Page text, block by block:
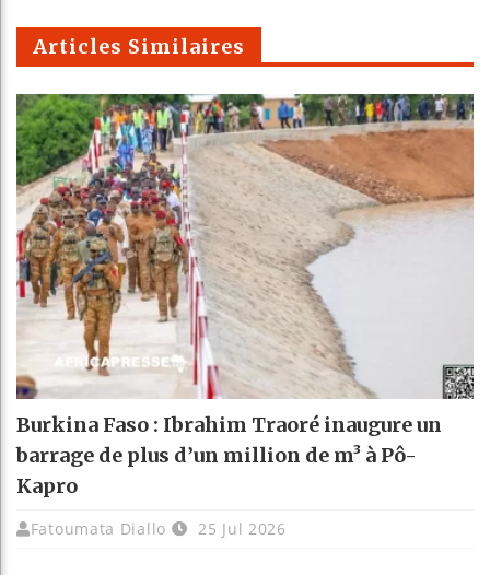
m
Articles Similaires
Burkina Faso : Ibrahim Traoré inaugure un
barrage de plus d’un million de m³ à Pô-
Kapro
Fatoumata Diallo 25 Jul 2026